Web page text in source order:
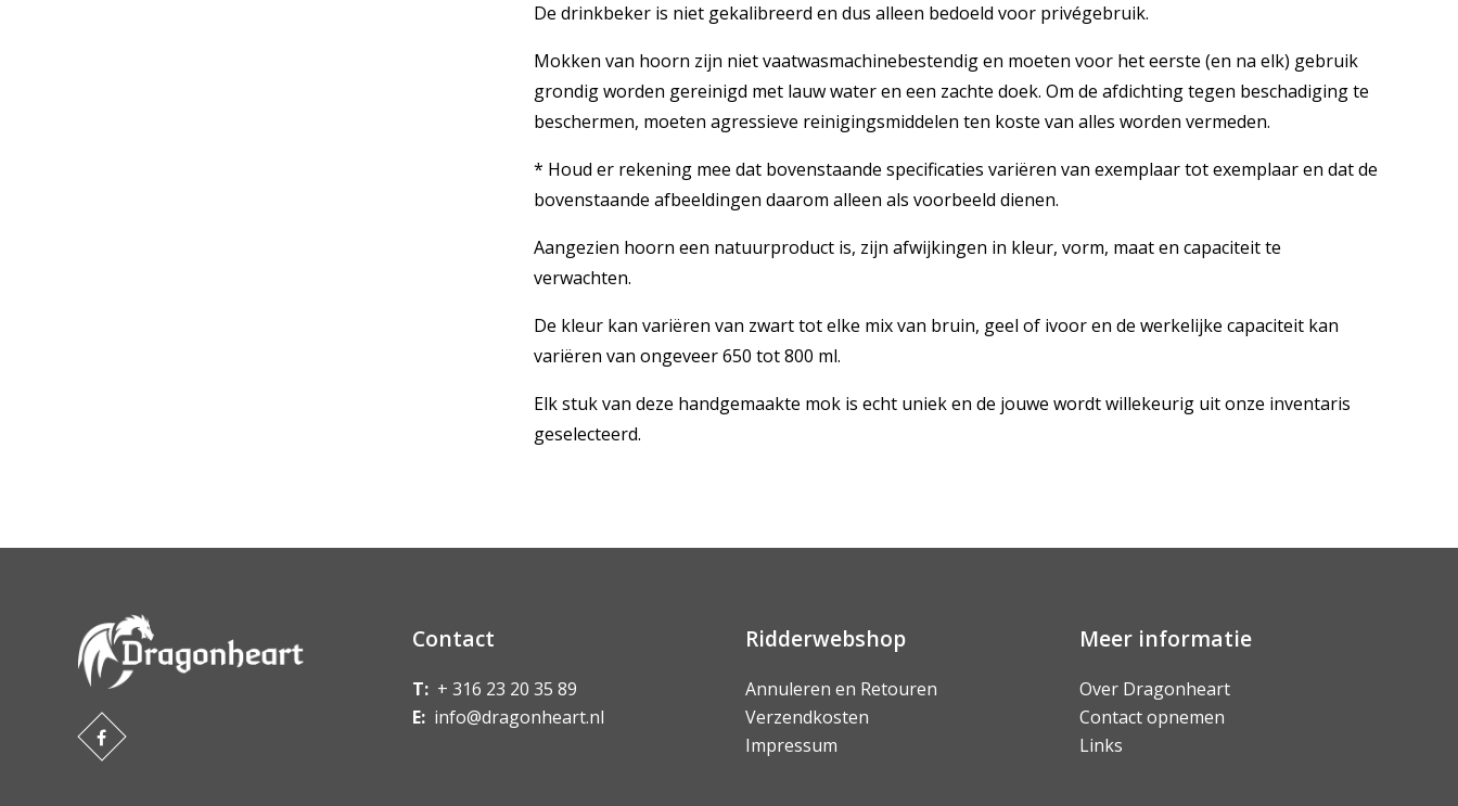
De drinkbeker is niet gekalibreerd en dus alleen bedoeld voor privégebruik.
Mokken van hoorn zijn niet vaatwasmachinebestendig en moeten voor het eerste (en na elk) gebruik
grondig worden gereinigd met lauw water en een zachte doek. Om de afdichting tegen beschadiging te
beschermen, moeten agressieve reinigingsmiddelen ten koste van alles worden vermeden.
* Houd er rekening mee dat bovenstaande specificaties variëren van exemplaar tot exemplaar en dat de
bovenstaande afbeeldingen daarom alleen als voorbeeld dienen.
Aangezien hoorn een natuurproduct is, zijn afwijkingen in kleur, vorm, maat en capaciteit te
verwachten.
De kleur kan variëren van zwart tot elke mix van bruin, geel of ivoor en de werkelijke capaciteit kan
variëren van ongeveer 650 tot 800 ml.
Elk stuk van deze handgemaakte mok is echt uniek en de jouwe wordt willekeurig uit onze inventaris
geselecteerd.
Contact
T: + 316 23 20 35 89
E: info@dragonheart.nl
Ridderwebshop
Annuleren en Retouren
Verzendkosten
Impressum
Meer informatie
Over Dragonheart
Contact opnemen
Links